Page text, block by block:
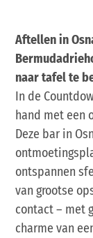
Aftellen in
naar tafel te
In de
hand met een
Deze bar in
ontspannen
van grootse
contact – met
charme van